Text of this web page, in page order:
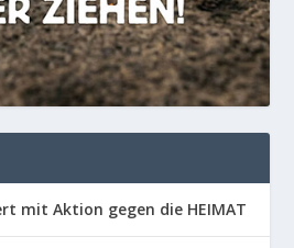
mit Aktion gegen die HEIMAT